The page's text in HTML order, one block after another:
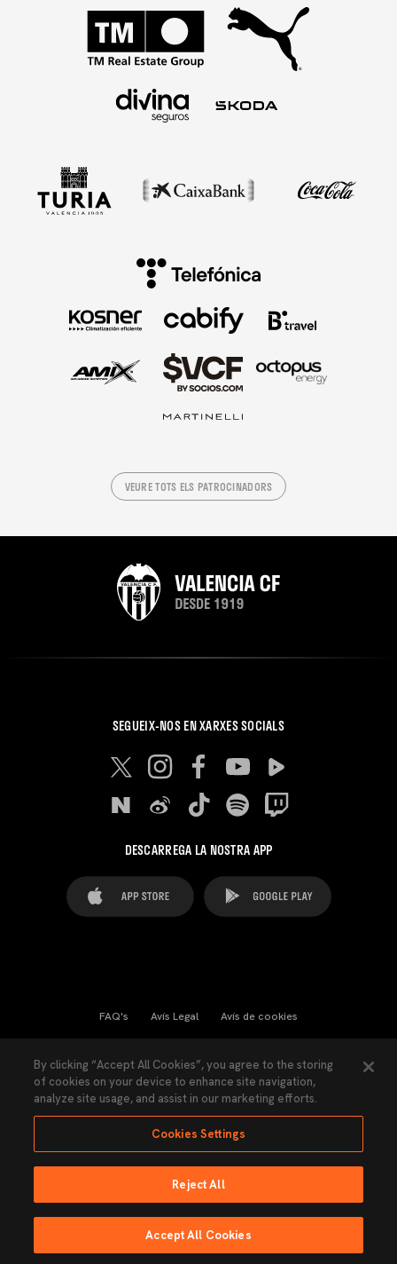
VEURE TOTS ELS PATROCINADORS
SEGUEIX-NOS EN XARXES SOCIALS
DESCARREGA LA NOSTRA APP
FAQ's Avís Legal Avís de cookies
Llei de Transparència Política de Privacitat
Accessibilitat
Ninguna parte de esta página puede ser reproducida sin el permiso del Valencia
Fet per Lobo
By clicking “Accept All Cookies”, you agree to the storing
of cookies on your device to enhance site navigation,
analyze site usage, and assist in our marketing efforts.
Cookies Settings
Reject All
Accept All Cookies